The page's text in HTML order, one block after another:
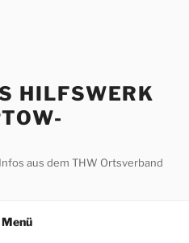
HILFSWERK
aus dem THW Ortsverband
Menü